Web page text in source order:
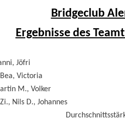
Bridgeclub
Ergebnisse des
Jöfri
Victoria
M., Volker
Nils D., Johannes